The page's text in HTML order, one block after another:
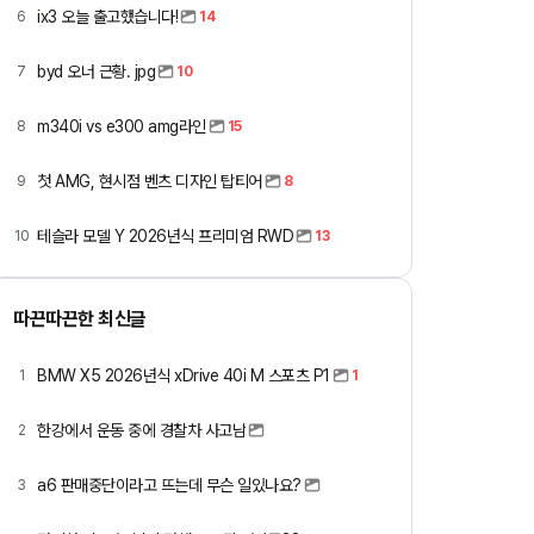
6 ix3 오늘 출고했습니다! 14
7 byd 오너 근황. jpg 10
8 m340i vs e300 amg라인 15
9 첫 AMG, 현시점 벤츠 디자인 탑티어 8
10 테슬라 모델 Y 2026년식 프리미엄 RWD 13
따끈따끈한 최신글
1 BMW X5 2026년식 xDrive 40i M 스포츠 P1 1
2 한강에서 운동 중에 경찰차 사고남
3 a6 판매중단이라고 뜨는데 무슨 일있나요?